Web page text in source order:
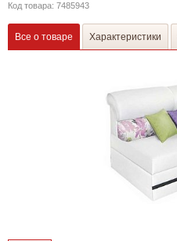
Код товара: 7485943
Все о товаре Характеристики